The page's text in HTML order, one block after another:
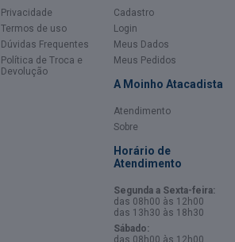
Privacidade
Termos de uso
Dúvidas Frequentes
Política de Troca e
Devolução
Cadastro
Login
Meus Dados
Meus Pedidos
A Moinho Atacadista
Atendimento
Sobre
Horário de
Atendimento
Segunda a Sexta-feira:
das 08h00 às 12h00
das 13h30 às 18h30
Sábado:
das 08h00 às 12h00